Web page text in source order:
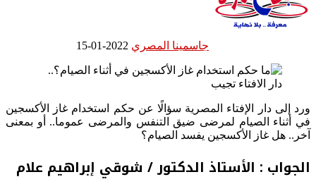
جاسمينا المصري 2022-01-15
ورد إلى دار الإفتاء المصرية سؤالًا عن حكم استخدام غاز الأكسجين
في أثناء الصيام لمرضى ضيق التنفس والمرضى عموما.. أو بمعنى
آخر.. هل غاز الأكسجين يفسد الصيام؟
الجواب : الأستاذ الدكتور / شوقي إبراهيم علام